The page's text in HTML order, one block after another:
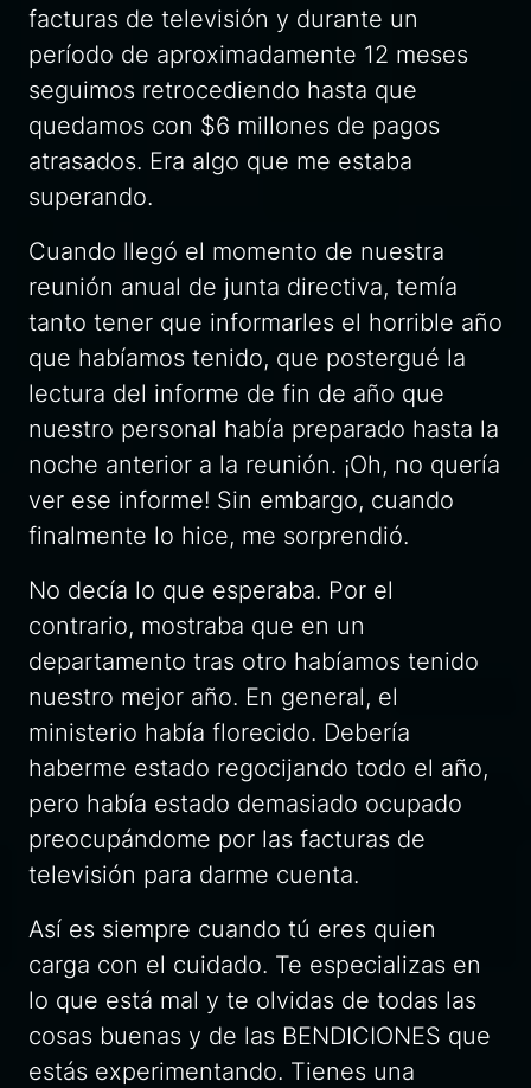
facturas de televisión y durante un
período de aproximadamente 12 meses
seguimos retrocediendo hasta que
quedamos con $6 millones de pagos
atrasados. Era algo que me estaba
superando.
Cuando llegó el momento de nuestra
reunión anual de junta directiva, temía
tanto tener que informarles el horrible año
que habíamos tenido, que postergué la
lectura del informe de fin de año que
nuestro personal había preparado hasta la
noche anterior a la reunión. ¡Oh, no quería
ver ese informe! Sin embargo, cuando
finalmente lo hice, me sorprendió.
No decía lo que esperaba. Por el
contrario, mostraba que en un
departamento tras otro habíamos tenido
nuestro mejor año. En general, el
ministerio había florecido. Debería
haberme estado regocijando todo el año,
pero había estado demasiado ocupado
preocupándome por las facturas de
televisión para darme cuenta.
Así es siempre cuando tú eres quien
carga con el cuidado. Te especializas en
lo que está mal y te olvidas de todas las
cosas buenas y de las BENDICIONES que
estás experimentando. Tienes una